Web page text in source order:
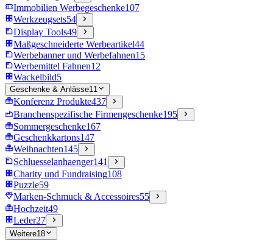
Immobilien Werbegeschenke107
Werkzeugsets54
Display Tools49
Maßgeschneiderte Werbeartikel44
Werbebanner und Werbefahnen15
Werbemittel Fahnen12
Wackelbild5
Geschenke & Anlässe11
Konferenz Produkte437
Branchenspezifische Firmengeschenke195
Sommergeschenke167
Geschenkkartons147
Weihnachten145
Schluesselanhaenger141
Charity und Fundraising108
Puzzle59
Marken-Schmuck & Accessoires55
Hochzeit49
Leder27
Weitere18